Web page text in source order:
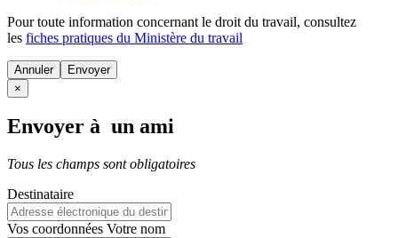
Pour toute information concernant le droit du travail, consultez
les fiches pratiques du Ministère du travail
Annuler
×
Envoyer à un ami
Tous les champs sont obligatoires
Destinataire
Vos coordonnées Votre nom